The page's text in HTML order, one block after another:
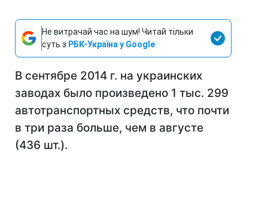
Не витрачай час на шум! Читай тільки
суть з РБК-Україна у Google
В сентябре 2014 г. на украинских
заводах было произведено 1 тыс. 299
автотранспортных средств, что почти
в три раза больше, чем в августе
(436 шт.).